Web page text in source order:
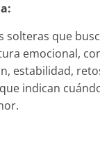
solteras que
emocional,
estabilidad,
indican